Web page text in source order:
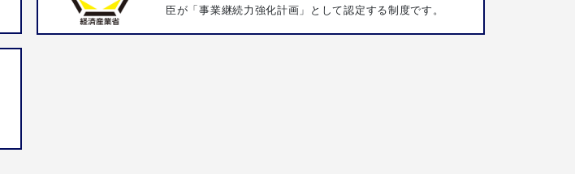
臣が「事業継続力強化計画」として認定する制度です。